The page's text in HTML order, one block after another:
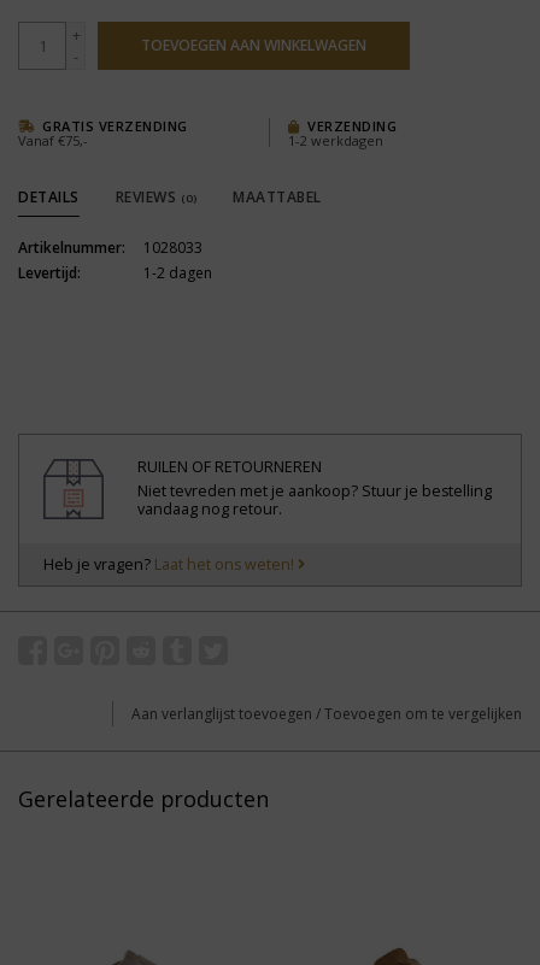
+
-
TOEVOEGEN AAN WINKELWAGEN
GRATIS VERZENDING
Vanaf €75,-
VERZENDING
1-2 werkdagen
DETAILS REVIEWS (0) MAATTABEL
Artikelnummer:
1028033
Levertijd:
1-2 dagen
RUILEN OF RETOURNEREN
Niet tevreden met je aankoop? Stuur je bestelling
vandaag nog retour.
Heb je vragen? Laat het ons weten!
Aan verlanglijst toevoegen /Toevoegen om te vergelijken
Gerelateerde producten